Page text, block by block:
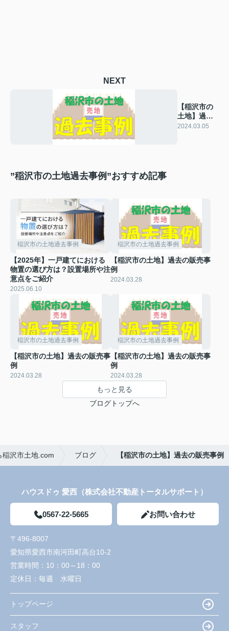
NEXT
【稲沢市の
土地】過去
の販売事例
2024.03.05
”稲沢市の土地過去事例”おすすめ記事
稲沢市の土地過去事例
【2025年】一戸建てにおける
物置の選び方は？設置場所や注
意点をご紹介
2025.06.10
稲沢市の土地過去事例
【稲沢市の土地】過去の販売事
例
2024.03.28
稲沢市の土地過去事例
【稲沢市の土地】過去の販売事
例
2024.03.28
稲沢市の土地過去事例
【稲沢市の土地】過去の販売事
例
2024.03.28
もっと見る
ブログトップへ
沢市土地.com ブログ 【稲沢市の土地】過去の販売事例
ハウスドゥ 愛西（株式会社不動産トータルサポート）
0567-22-5665 お問い合わせ
〒496-8007
愛知県愛西市南河田町高台10-2
営業時間： 10：00～18：00
定休日： 毎週 水曜日
トップページ
スタッフ